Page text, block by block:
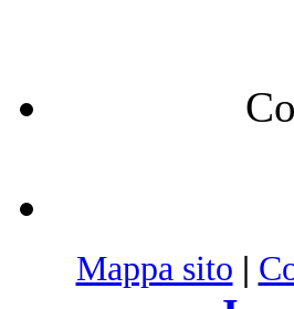
Mappa sito |